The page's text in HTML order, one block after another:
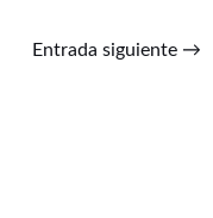
Entrada siguiente →